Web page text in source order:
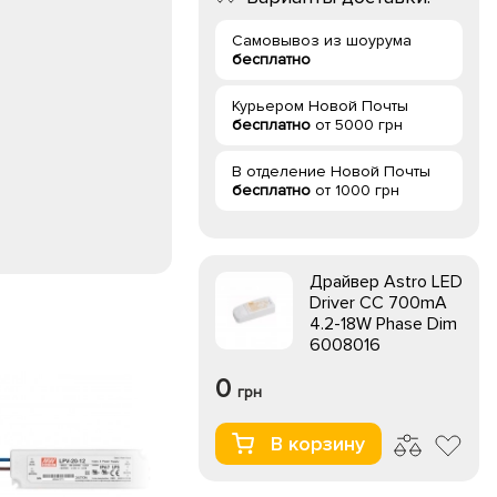
Самовывоз из шоурума
бесплатно
Курьером Новой Почты
бесплатно от 5000 грн
В отделение Новой Почты
бесплатно от 1000 грн
Драйвер Astro LED
Driver CC 700mA
4.2-18W Phase Dim
6008016
0 грн
В корзину